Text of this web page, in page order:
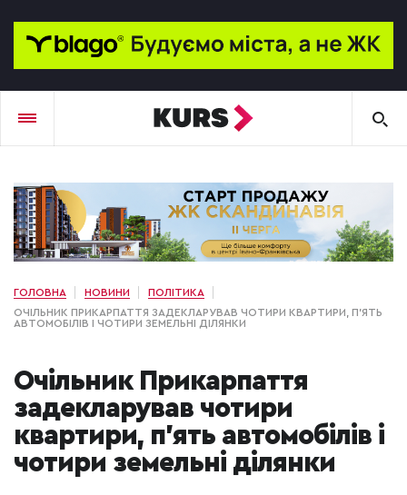
ГОЛОВНА НОВИНИ
ПОЛІТИКА
ОЧІЛЬНИК ПРИКАРПАТТЯ ЗАДЕКЛАРУВАВ ЧОТИРИ КВАРТИРИ, П’ЯТЬ
АВТОМОБІЛІВ І ЧОТИРИ ЗЕМЕЛЬНІ ДІЛЯНКИ
Очільник Прикарпаття
задекларував чотири
квартири, п’ять автомобілів і
чотири земельні ділянки